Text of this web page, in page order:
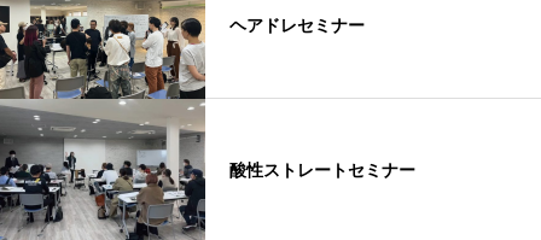
ヘアドレセミナー
酸性ストレートセミナー